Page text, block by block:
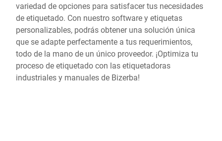
variedad de opciones para satisfacer tus necesidades
de etiquetado. Con nuestro software y etiquetas
personalizables, podrás obtener una solución única
que se adapte perfectamente a tus requerimientos,
todo de la mano de un único proveedor. ¡Optimiza tu
proceso de etiquetado con las etiquetadoras
industriales y manuales de Bizerba!